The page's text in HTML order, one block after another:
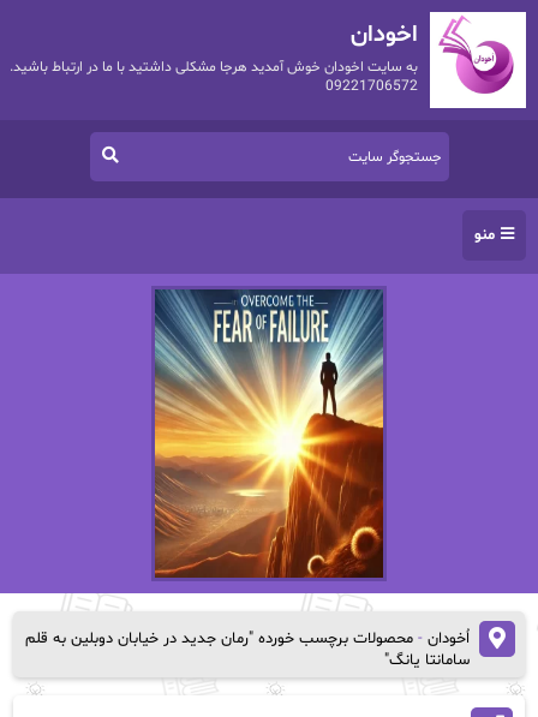
اخودان
به سایت اخودان خوش آمدید هرجا مشکلی داشتید با ما در ارتباط باشید.
09221706572
منو
اُخودان- محصولات برچسب خورده "رمان جدید در خیابان دوبلین به قلم
سامانتا یانگ"